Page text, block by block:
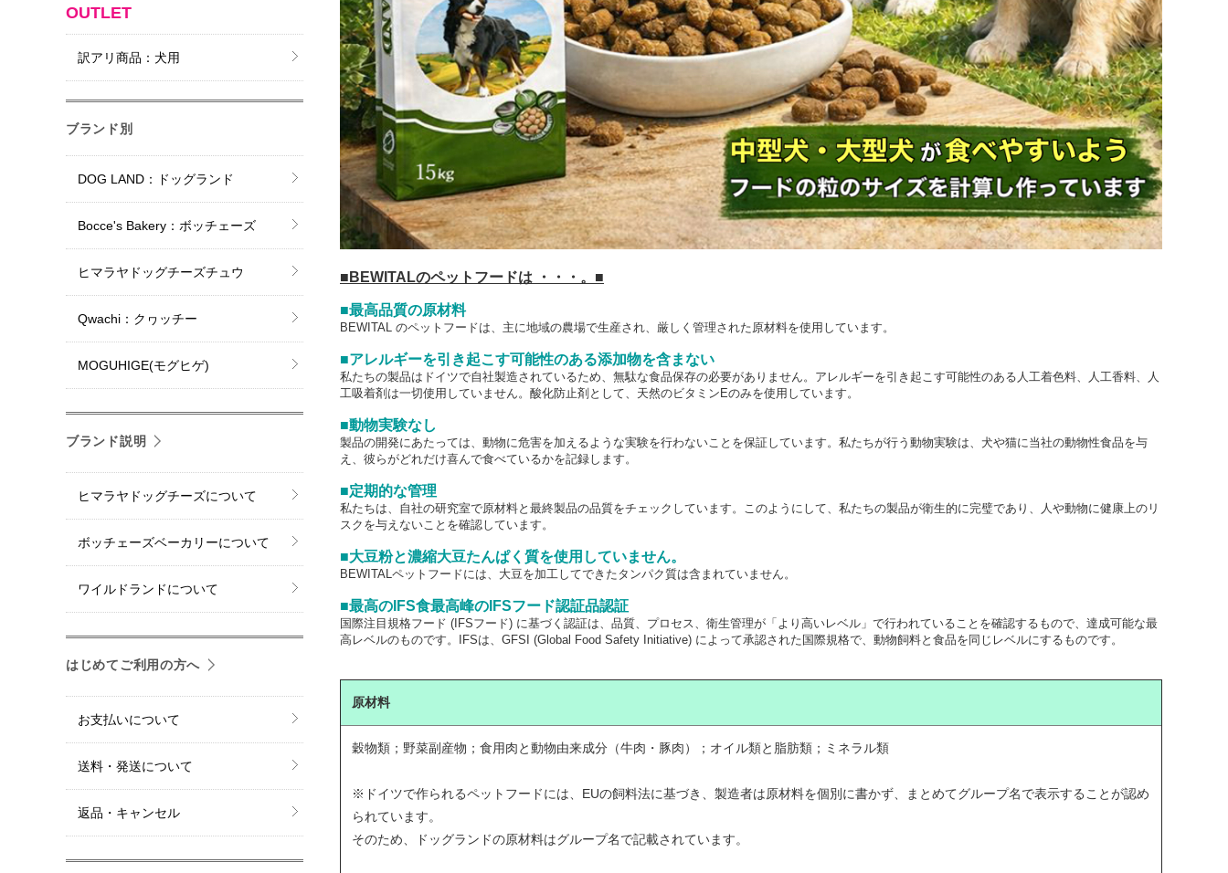
■BEWITALのペットフードは ・・・。■
■最高品質の原材料
BEWITAL のペットフードは、主に地域の農場で生産され、厳しく管理された原材料を使用しています。
■アレルギーを引き起こす可能性のある添加物を含まない
私たちの製品はドイツで自社製造されているため、無駄な食品保存の必要がありません。アレルギーを引き起こす可能性のある人工着色料、人工香料、人
工吸着剤は一切使用していません。酸化防止剤として、天然のビタミンEのみを使用しています。
■動物実験なし
製品の開発にあたっては、動物に危害を加えるような実験を行わないことを保証しています。私たちが行う動物実験は、犬や猫に当社の動物性食品を与
え、彼らがどれだけ喜んで食べているかを記録します。
■定期的な管理
私たちは、自社の研究室で原材料と最終製品の品質をチェックしています。このようにして、私たちの製品が衛生的に完璧であり、人や動物に健康上のリ
スクを与えないことを確認しています。
■大豆粉と濃縮大豆たんぱく質を使用していません。
BEWITALペットフードには、大豆を加工してできたタンパク質は含まれていません。
■最高のIFS食最高峰のIFSフード認証品認証
国際注目規格フード (IFSフード) に基づく認証は、品質、プロセス、衛生管理が「より高いレベル」で行われていることを確認するもので、達成可能な最
高レベルのものです。IFSは、GFSI (Global Food Safety Initiative) によって承認された国際規格で、動物飼料と食品を同じレベルにするものです。
原材料
穀物類；野菜副産物；食用肉と動物由来成分（牛肉・豚肉）；オイル類と脂肪類；ミネラル類
※ドイツで作られるペットフードには、EUの飼料法に基づき、製造者は原材料を個別に書かず、まとめてグループ名で表示することが認め
られています。
そのため、ドッグランドの原材料はグループ名で記載されています。
OUTLET
訳アリ商品：犬用
ブランド別
DOG LAND：ドッグランド
Bocce's Bakery：ボッチェーズ
ヒマラヤドッグチーズチュウ
Qwachi：クヮッチー
MOGUHIGE(モグヒゲ)
ブランド説明
ヒマラヤドッグチーズについて
ボッチェーズベーカリーについて
ワイルドランドについて
はじめてご利用の方へ
お支払いについて
送料・発送について
返品・キャンセル